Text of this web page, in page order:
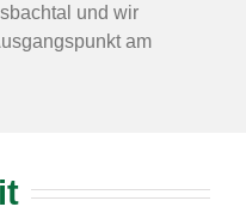
und wir
am